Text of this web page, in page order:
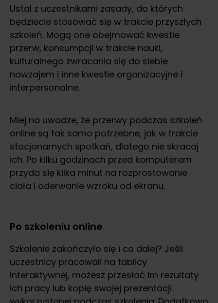
Ustal z uczestnikami zasady, do których
będziecie stosować się w trakcie przyszłych
szkoleń. Mogą one obejmować kwestie
przerw, konsumpcji w trakcie nauki,
kulturalnego zwracania się do siebie
nawzajem i inne kwestie organizacyjne i
interpersonalne.
Miej na uwadze, że przerwy podczas szkoleń
online są tak samo potrzebne, jak w trakcie
stacjonarnych spotkań, dlatego nie skracaj
ich. Po kilku godzinach przed komputerem
przyda się kilka minut na rozprostowanie
ciała i oderwanie wzroku od ekranu.
Po szkoleniu online
Szkolenie zakończyło się i co dalej? Jeśli
uczestnicy pracowali na tablicy
interaktywnej, możesz przesłać im rezultaty
ich pracy lub kopię swojej prezentacji